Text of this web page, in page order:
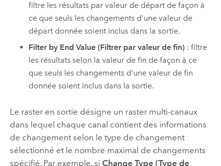
filtre les résultats par valeur de départ de façon à
ce que seuls les changements d’une valeur de
départ donnée soient inclus dans la sortie.
Filter by End Value (Filtrer par valeur de fin) : filtre
les résultats selon la valeur de fin de façon à ce
que seuls les changements d’une valeur de fin
donnée soient inclus dans la sortie.
Le raster en sortie désigne un raster multi-canaux
dans lequel chaque canal contient des informations
de changement selon le type de changement
sélectionné et le nombre maximal de changements
spécifié. Par exemple, si Change Type (Type de